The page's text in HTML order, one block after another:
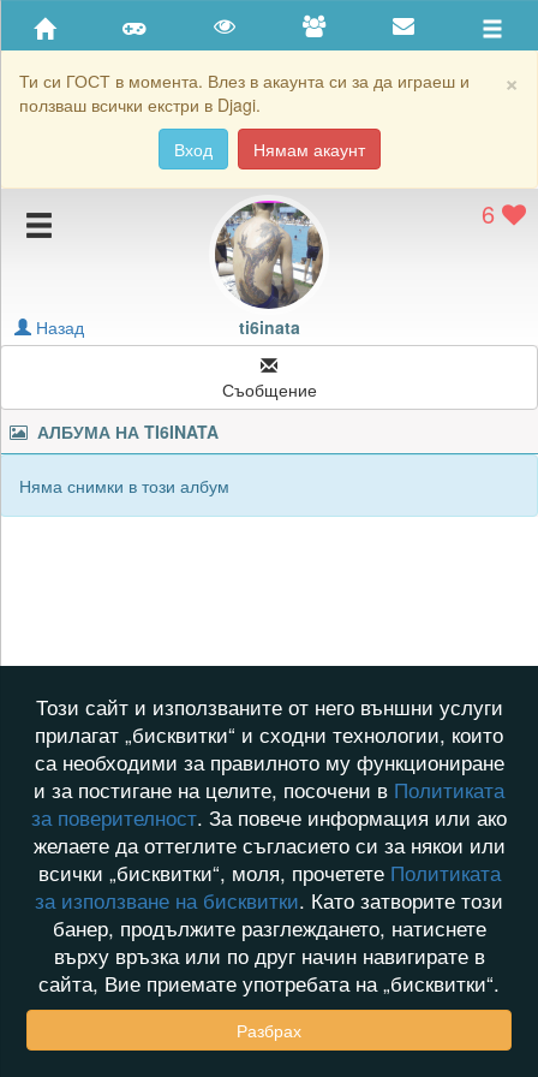
×
Ти си ГОСТ в момента. Влез в акаунта си за да играеш и
ползваш всички екстри в Djagi.
Вход
Нямам акаунт
Приятели
Хронология на игри
Подаръците на ti6inata
Картичките на ti6inata
Блокирай ti6inata
6
ti6inata
Назад
Съобщение
АЛБУМА НА TI6INATA
Няма снимки в този албум
Този сайт и използваните от него външни услуги
прилагат „бисквитки“ и сходни технологии, които
са необходими за правилното му функциониране
и за постигане на целите, посочени в Политиката
за поверителност. За повече информация или ако
желаете да оттеглите съгласието си за някои или
всички „бисквитки“, моля, прочетете Политиката
за използване на бисквитки. Като затворите този
банер, продължите разглеждането, натиснете
върху връзка или по друг начин навигирате в
сайта, Вие приемате употребата на „бисквитки“.
Разбрах